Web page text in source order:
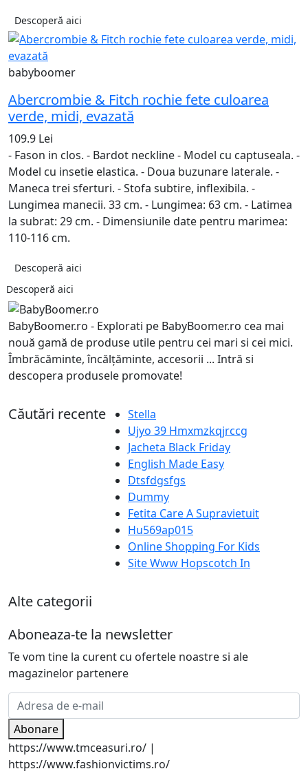
Descoperă aici
babyboomer
Abercrombie & Fitch rochie fete culoarea
verde, midi, evazată
109.9 Lei
- Fason in clos. - Bardot neckline - Model cu captuseala. -
Model cu insetie elastica. - Doua buzunare laterale. -
Maneca trei sferturi. - Stofa subtire, inflexibila. -
Lungimea manecii. 33 cm. - Lungimea: 63 cm. - Latimea
la subrat: 29 cm. - Dimensiunile date pentru marimea:
110-116 cm.
Descoperă aici
Descoperă aici
BabyBoomer.ro - Explorati pe BabyBoomer.ro cea mai
nouă gamă de produse utile pentru cei mari si cei mici.
Îmbrăcăminte, încălțăminte, accesorii ... Intră si
descopera produsele promovate!
Căutări recente
Stella
Ujyo 39 Hmxmzkqjrccg
Jacheta Black Friday
English Made Easy
Dtsfdgsfgs
Dummy
Fetita Care A Supravietuit
Hu569ap015
Online Shopping For Kids
Site Www Hopscotch In
Alte categorii
Aboneaza-te la newsletter
Te vom tine la curent cu ofertele noastre si ale
magazinelor partenere
Abonare
https://www.tmceasuri.ro/ |
https://www.fashionvictims.ro/